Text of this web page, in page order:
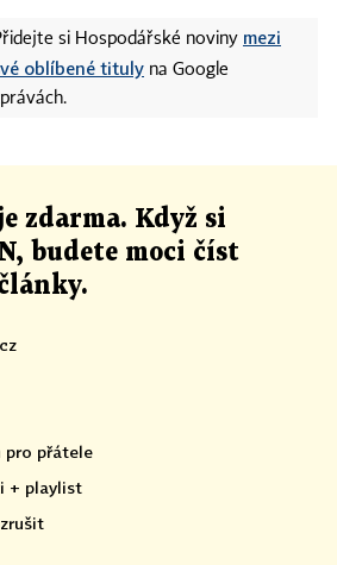
si Hospodářské noviny mezi
oblíbené tituly na Google
zdarma. Když si
budete moci číst
.
pro přátele
+ playlist